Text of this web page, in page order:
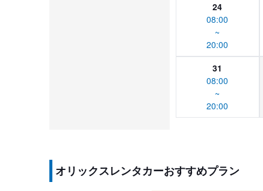
24
08:00
~
20:00
31
08:00
~
20:00
オリックスレンタカーおすすめプラン